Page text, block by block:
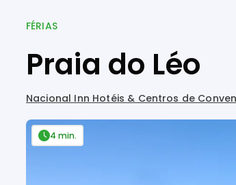
FÉRIAS
Praia do Léo
Nacional Inn Hotéis & Centros de
4 min.